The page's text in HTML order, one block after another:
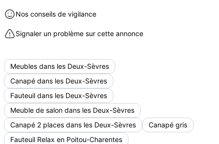
Nos conseils de vigilance
Signaler un problème sur cette annonce
Meubles dans les Deux-Sèvres
Canapé dans les Deux-Sèvres
Fauteuil dans les Deux-Sèvres
Meuble de salon dans les Deux-Sèvres
Canapé 2 places dans les Deux-Sèvres
Canapé gris
Fauteuil Relax en Poitou-Charentes